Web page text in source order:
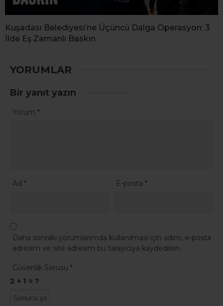
Kuşadası Belediyesi’ne Üçüncü Dalga Operasyon: 3
İlde Eş Zamanlı Baskın
YORUMLAR
Bir yanıt yazın
Yorum *
Ad * E-posta*
Daha sonraki yorumlarımda kullanılması için adım, e-posta
adresim ve site adresim bu tarayıcıya kaydedilsin.
Güvenlik Sorusu *
2 + 1 = ?